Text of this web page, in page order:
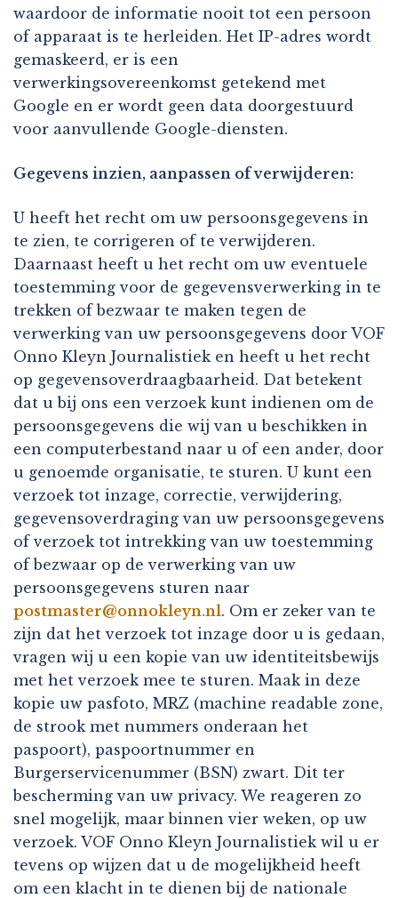
waardoor de informatie nooit tot een persoon
of apparaat is te herleiden. Het IP-adres wordt
gemaskeerd, er is een
verwerkingsovereenkomst getekend met
Google en er wordt geen data doorgestuurd
voor aanvullende Google-diensten.
Gegevens inzien, aanpassen of verwijderen:
U heeft het recht om uw persoonsgegevens in
te zien, te corrigeren of te verwijderen.
Daarnaast heeft u het recht om uw eventuele
toestemming voor de gegevensverwerking in te
trekken of bezwaar te maken tegen de
verwerking van uw persoonsgegevens door VOF
Onno Kleyn Journalistiek en heeft u het recht
op gegevensoverdraagbaarheid. Dat betekent
dat u bij ons een verzoek kunt indienen om de
persoonsgegevens die wij van u beschikken in
een computerbestand naar u of een ander, door
u genoemde organisatie, te sturen. U kunt een
verzoek tot inzage, correctie, verwijdering,
gegevensoverdraging van uw persoonsgegevens
of verzoek tot intrekking van uw toestemming
of bezwaar op de verwerking van uw
persoonsgegevens sturen naar
postmaster@onnokleyn.nl. Om er zeker van te
zijn dat het verzoek tot inzage door u is gedaan,
vragen wij u een kopie van uw identiteitsbewijs
met het verzoek mee te sturen. Maak in deze
kopie uw pasfoto, MRZ (machine readable zone,
de strook met nummers onderaan het
paspoort), paspoortnummer en
Burgerservicenummer (BSN) zwart. Dit ter
bescherming van uw privacy. We reageren zo
snel mogelijk, maar binnen vier weken, op uw
verzoek. VOF Onno Kleyn Journalistiek wil u er
tevens op wijzen dat u de mogelijkheid heeft
om een klacht in te dienen bij de nationale